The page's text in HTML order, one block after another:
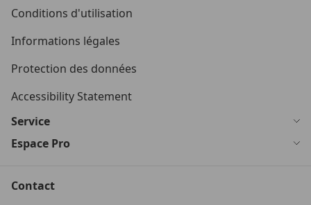
Conditions d'utilisation
Informations légales
Protection des données
Accessibility Statement
Service
Espace Pro
Contact